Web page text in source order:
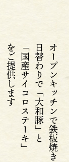
オープンキッチンで鉄板焼き
日替わりで「大和豚」と
「国産サイコロステーキ」
をご提供します